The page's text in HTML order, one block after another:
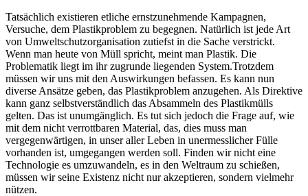
Tatsächlich existieren etliche ernstzunehmende Kampagnen,
Versuche, dem Plastikproblem zu begegnen. Natürlich ist jede Art
von Umweltschutzorganisation zutiefst in die Sache verstrickt.
Wenn man heute von Müll spricht, meint man Plastik. Die
Problematik liegt im ihr zugrunde liegenden System.Trotzdem
müssen wir uns mit den Auswirkungen befassen. Es kann nun
diverse Ansätze geben, das Plastikproblem anzugehen. Als Direktive
kann ganz selbstverständlich das Absammeln des Plastikmülls
gelten. Das ist unumgänglich. Es tut sich jedoch die Frage auf, wie
mit dem nicht verrottbaren Material, das, dies muss man
vergegenwärtigen, in unser aller Leben in unermesslicher Fülle
vorhanden ist, umgegangen werden soll. Finden wir nicht eine
Technologie es umzuwandeln, es in den Weltraum zu schießen,
müssen wir seine Existenz nicht nur akzeptieren, sondern vielmehr
nützen.